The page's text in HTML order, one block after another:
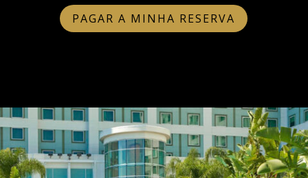
PAGAR A MINHA RESERVA